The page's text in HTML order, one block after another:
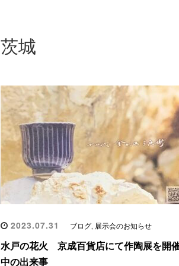
茨城
2023.07.31 ブログ, 展示会のお知らせ
水戸の花火 京成百貨店にて作陶展を開
中の出来事